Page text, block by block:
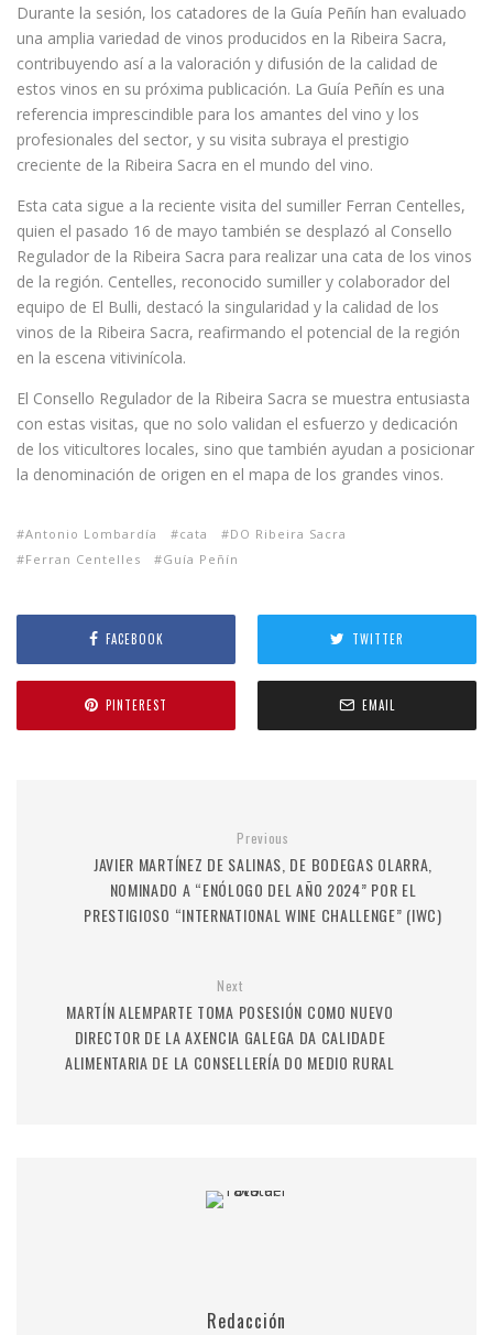
Durante la sesión, los catadores de la Guía Peñín han evaluado
una amplia variedad de vinos producidos en la Ribeira Sacra,
contribuyendo así a la valoración y difusión de la calidad de
estos vinos en su próxima publicación. La Guía Peñín es una
referencia imprescindible para los amantes del vino y los
profesionales del sector, y su visita subraya el prestigio
creciente de la Ribeira Sacra en el mundo del vino.
Esta cata sigue a la reciente visita del sumiller Ferran Centelles,
quien el pasado 16 de mayo también se desplazó al Consello
Regulador de la Ribeira Sacra para realizar una cata de los vinos
de la región. Centelles, reconocido sumiller y colaborador del
equipo de El Bulli, destacó la singularidad y la calidad de los
vinos de la Ribeira Sacra, reafirmando el potencial de la región
en la escena vitivinícola.
El Consello Regulador de la Ribeira Sacra se muestra entusiasta
con estas visitas, que no solo validan el esfuerzo y dedicación
de los viticultores locales, sino que también ayudan a posicionar
la denominación de origen en el mapa de los grandes vinos.
Antonio Lombardía cata
DO Ribeira Sacra
Ferran Centelles
Guía Peñín
FACEBOOK TWITTER
PINTEREST EMAIL
Previous
JAVIER MARTÍNEZ DE SALINAS, DE BODEGAS OLARRA,
NOMINADO A “ENÓLOGO DEL AÑO 2024” POR EL
PRESTIGIOSO “INTERNATIONAL WINE CHALLENGE” (IWC)
Next
MARTÍN ALEMPARTE TOMA POSESIÓN COMO NUEVO
DIRECTOR DE LA AXENCIA GALEGA DA CALIDADE
ALIMENTARIA DE LA CONSELLERÍA DO MEDIO RURAL
Redacción